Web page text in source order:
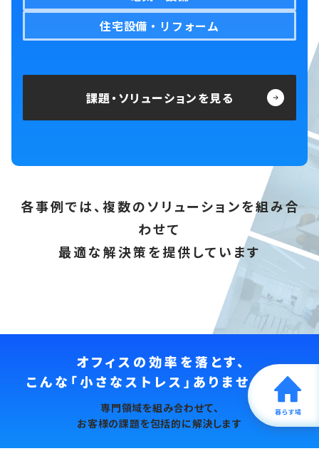
住宅設備・リフォーム
課題・ソリューションを見る
各事例では、複数のソリューションを組み合
わせて
最適な解決策を提供しています
オフィスの効率を落とす、
こんな「小さなストレス」ありませんか？
専門領域を組み合わせて、
お客様の課題を包括的に解決します
課題・ソリューションを見る